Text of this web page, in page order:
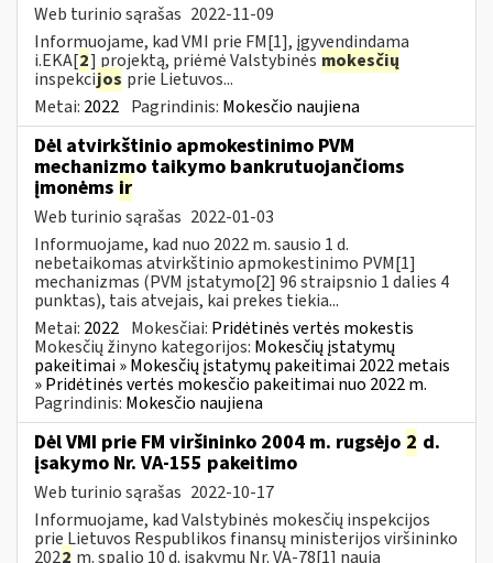
Web turinio sąrašas 2022-11-09
Informuojame, kad VMI prie FM[1], įgyvendindama
i.EKA[2] projektą, priėmė Valstybinės mokesčių
inspekcijos prie Lietuvos...
Metai: 2022 Pagrindinis: Mokesčio naujiena
Dėl atvirkštinio apmokestinimo PVM
mechanizmo taikymo bankrutuojančioms
įmonėms ir
Web turinio sąrašas 2022-01-03
Informuojame, kad nuo 2022 m. sausio 1 d.
nebetaikomas atvirkštinio apmokestinimo PVM[1]
mechanizmas (PVM įstatymo[2] 96 straipsnio 1 dalies 4
punktas), tais atvejais, kai prekes tiekia...
Metai: 2022 Mokesčiai: Pridėtinės vertės mokestis
Mokesčių žinyno kategorijos: Mokesčių įstatymų
pakeitimai » Mokesčių įstatymų pakeitimai 2022 metais
» Pridėtinės vertės mokesčio pakeitimai nuo 2022 m.
Pagrindinis: Mokesčio naujiena
Dėl VMI prie FM viršininko 2004 m. rugsėjo 2 d.
įsakymo Nr. VA-155 pakeitimo
Web turinio sąrašas 2022-10-17
Informuojame, kad Valstybinės mokesčių inspekcijos
prie Lietuvos Respublikos finansų ministerijos viršininko
2022 m. spalio 10 d. įsakymu Nr. VA-78[1] nauja